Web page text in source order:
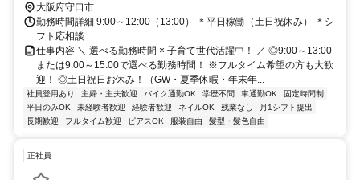
大阪府守口市
勤務時間詳細 9:00～12:00（13:00） ＊平日稼働（土日祝休み） ＊シ
フト応相談
仕事内容 ＼ 選べる勤務時間 × 子育て世代活躍中！ ／ ◎9:00～13:00
または9:00～15:00で選べる勤務時間！ ※フルタイム希望の方も大歓
迎！ ◎土日祝日お休み！（GW・夏季休暇・年末年...
社員登用あり 主婦・主夫歓迎 バイク通勤OK 学歴不問 車通勤OK
固定時間制
平日のみOK
未経験者歓迎 経験者歓迎 ネイルOK 残業なし
月1シフト提出
長期歓迎
フルタイム歓迎 ピアスOK 服装自由 髪型・髪色自由
正社員